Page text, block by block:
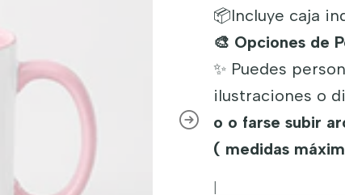
📦Incluye caja
🎨 Opciones de
✨ Puedes
ilustraciones o
o o farse subir
( medidas